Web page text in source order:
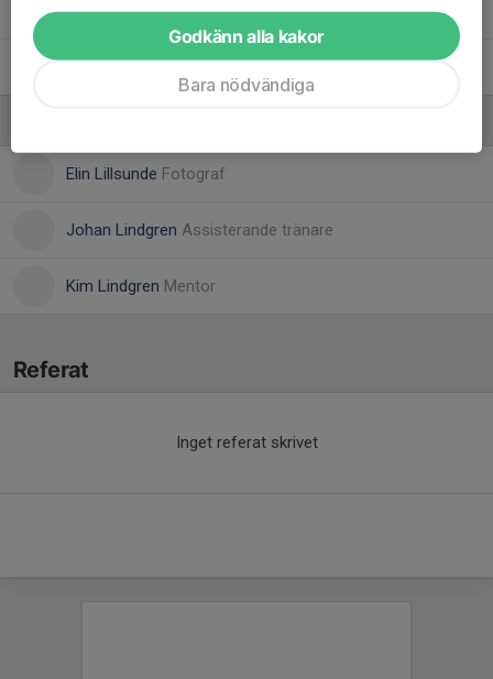
37. David Geschnabel, U18
45. Lucas Ahlholm, U18
Elin Lillsunde Fotograf
Johan Lindgren Assisterande tränare
Kim Lindgren Mentor
Referat
Inget referat skrivet
Godkänn alla kakor
Bara nödvändiga